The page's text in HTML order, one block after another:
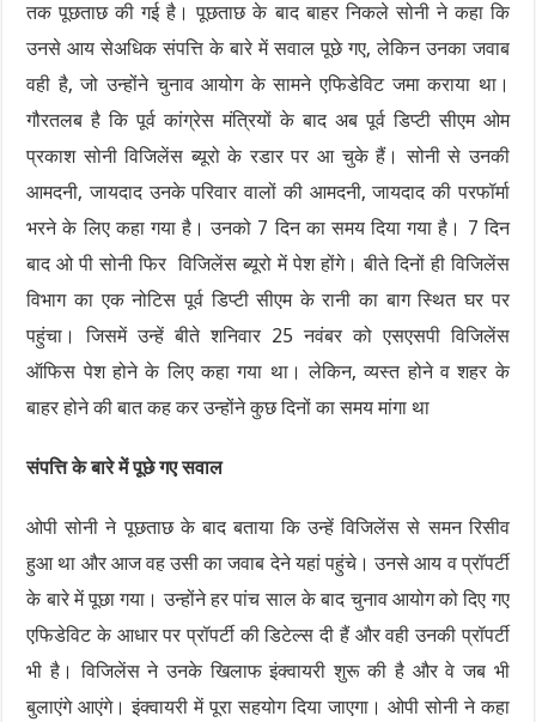
तक पूछताछ की गई है। पूछताछ के बाद बाहर निकले सोनी ने कहा कि
उनसे आय सेअधिक संपत्ति के बारे में सवाल पूछे गए, लेकिन उनका जवाब
वही है, जो उन्होंने चुनाव आयोग के सामने एफिडेविट जमा कराया था।
गौरतलब है कि पूर्व कांग्रेस मंत्रियों के बाद अब पूर्व डिप्टी सीएम ओम
प्रकाश सोनी विजिलेंस ब्यूरो के रडार पर आ चुके हैं। सोनी से उनकी
आमदनी, जायदाद उनके परिवार वालों की आमदनी, जायदाद की परफॉर्मा
भरने के लिए कहा गया है। उनको 7 दिन का समय दिया गया है। 7 दिन
बाद ओ पी सोनी फिर विजिलेंस ब्यूरो में पेश होंगे। बीते दिनों ही विजिलेंस
विभाग का एक नोटिस पूर्व डिप्टी सीएम के रानी का बाग स्थित घर पर
पहुंचा। जिसमें उन्हें बीते शनिवार 25 नवंबर को एसएसपी विजिलेंस
ऑफिस पेश होने के लिए कहा गया था। लेकिन, व्यस्त होने व शहर के
बाहर होने की बात कह कर उन्होंने कुछ दिनों का समय मांगा था
संपत्ति के बारे में पूछे गए सवाल
ओपी सोनी ने पूछताछ के बाद बताया कि उन्हें विजिलेंस से समन रिसीव
हुआ था और आज वह उसी का जवाब देने यहां पहुंचे। उनसे आय व प्रॉपर्टी
के बारे में पूछा गया। उन्होंने हर पांच साल के बाद चुनाव आयोग को दिए गए
एफिडेविट के आधार पर प्रॉपर्टी की डिटेल्स दी हैं और वही उनकी प्रॉपर्टी
भी है। विजिलेंस ने उनके खिलाफ इंक्वायरी शुरू की है और वे जब भी
बुलाएंगे आएंगे। इंक्वायरी में पूरा सहयोग दिया जाएगा। ओपी सोनी ने कहा